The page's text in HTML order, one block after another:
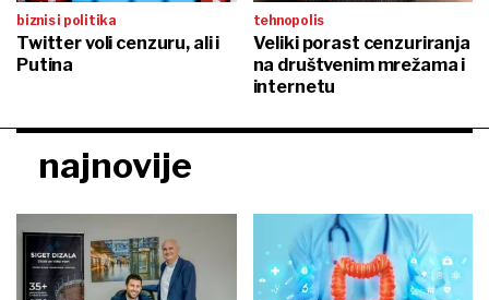
biznis i politika
Twitter voli cenzuru, ali i
Putina
tehnopolis
Veliki porast cenzuriranja
na društvenim mrežama i
internetu
najnovije